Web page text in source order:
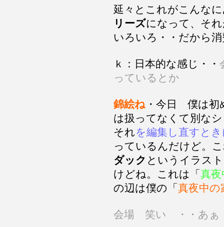
延々とこれがこんな
リーズになって、そ
いろいろ・・だから
ｋ：日本的な感じ・・
っているとか
錦絵ね ・今日 僕は初
は扱ってなくて別な
それを編集し直すと
っているんだけど。
ダック というイラス
けどね。これは「 真
の辺は僕の「 真夜中の
会場 笑い ・・あぁ